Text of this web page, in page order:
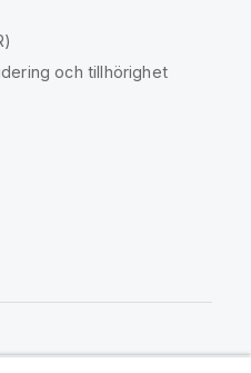
och tillhörighet